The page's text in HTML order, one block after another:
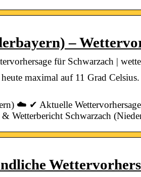
–
für Schwarzach |
maximal auf 11 Grad
☁️ ✔ Aktuelle
Wetterbericht Schwarzach